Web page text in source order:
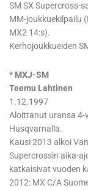
SM SX Supercross-
MM-joukkuekilpailu
MX2 14:s).
Kerhojoukkueiden
* MXJ-SM
Teemu Lahtinen
1.12.1997
Aloittanut uransa 4-
Husqvarnalla.
Kausi 2013 alkoi
Supercrossin aika-
katkaisivat vuoden
2012: MX C/A